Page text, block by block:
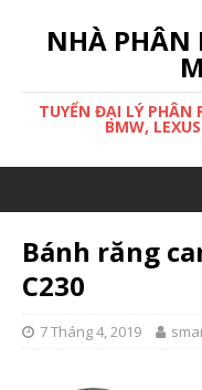
NHÀ PHÂN
TUYỂN ĐẠI LÝ PHÂN
BMW,
Bánh răng
C230
7 Tháng 4, 2019